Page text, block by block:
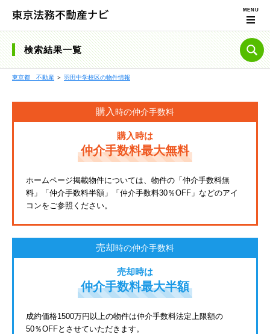
検索結果一覧
東京都 不動産 ＞ 羽田中学校区の物件情報
購入時の仲介手数料
購入時は
仲介手数料最大無料
ホームページ掲載物件については、物件の「仲介手数料無
料」「仲介手数料半額」「仲介手数料30％OFF」などのアイ
コンをご参照ください。
売却時の仲介手数料
売却時は
仲介手数料最大半額
成約価格1500万円以上の物件は仲介手数料法定上限額の
50％OFFとさせていただきます。